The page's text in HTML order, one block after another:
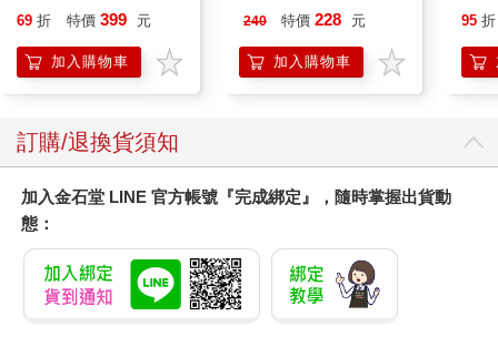
(8款可選) 凱蒂貓 Hello
企鵝
69 折 特價 399 元
加入購物車
240 特價 228 元
加入購物車
95 折
訂購/退換貨須知
加入金石堂 LINE 官方帳號『完成綁定』，隨時掌握出貨動
態：